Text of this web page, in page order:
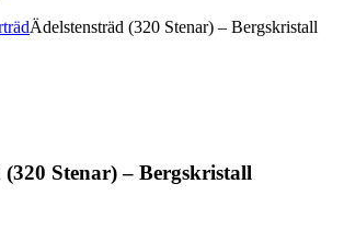
Ädelstensträd (320 Stenar) – Bergskristall
(320 Stenar) – Bergskristall